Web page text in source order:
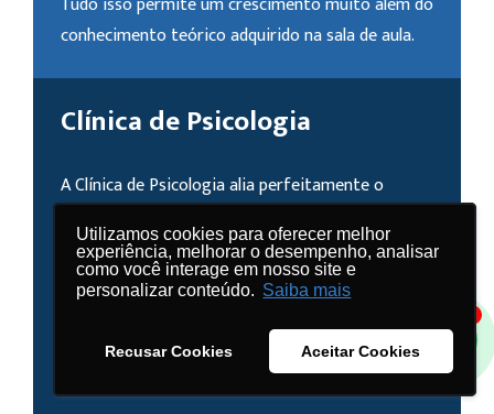
Utilizamos cookies para oferecer melhor
experiência, melhorar o desempenho, analisar
como você interage em nosso site e
personalizar conteúdo. Saiba mais
Recusar Cookies Aceitar Cookies
Utilizamos cookies para oferecer melhor
experiência, melhorar o desempenho, analisar
como você interage em nosso site e
personalizar conteúdo. Saiba mais
Recusar Cookies Aceitar Cookies
conhecimento teórico adquirido na sala de aula.
Clínica de Psicologia
A Clínica de Psicologia alia perfeitamente o
com nossa missão de levar o conhecimento além
da teoria. Com serviços gratuitos, o ambiente
proporciona atendimento Psicológico à
comunidade, enquanto funciona como núcleo de
prática para o curso de Psicologia.